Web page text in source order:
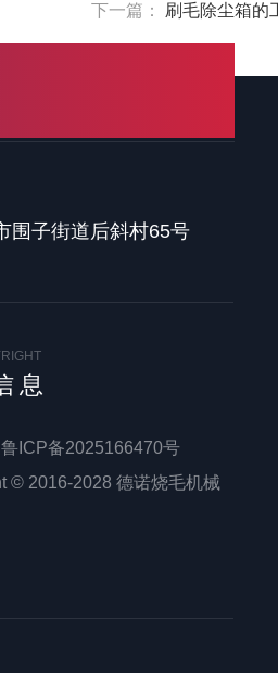
下一篇： 刷毛除尘箱的
围子街道后斜村65号
息
鲁ICP备2025166470号
© 2016-2028 德诺烧毛机械